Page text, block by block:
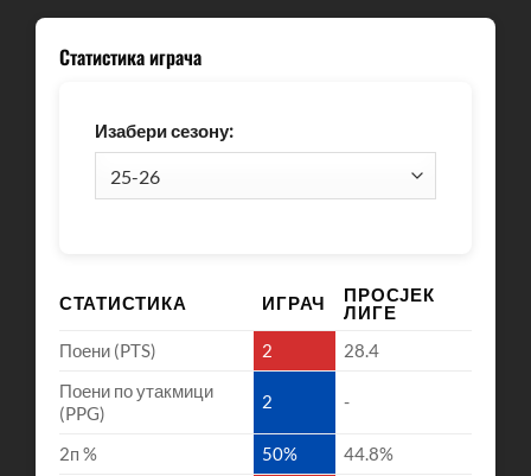
Статистика играча
Изабери сезону:
СТАТИСТИКА ИГРАЧ
ПРОСЈЕК
ЛИГЕ
Поени (PTS)
2
28.4
Поени по утакмици
(PPG)
2 -
2п % 50%
44.8%